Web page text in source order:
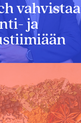
vahvistaa
ja